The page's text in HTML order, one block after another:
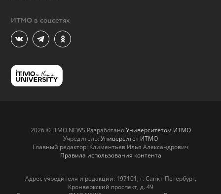
ИТМО в соцсетях
2026 © ITMO.NEWS РазработаноУниверситетом ИТМО
Учредитель: Университет ИТМО
Главный редактор: Климентьев Илья Александрович
Правила использования контента
Адрес учредителя и редакции: 197101, г. Санкт-Петербург,
Кронверкский проспект, д. 49